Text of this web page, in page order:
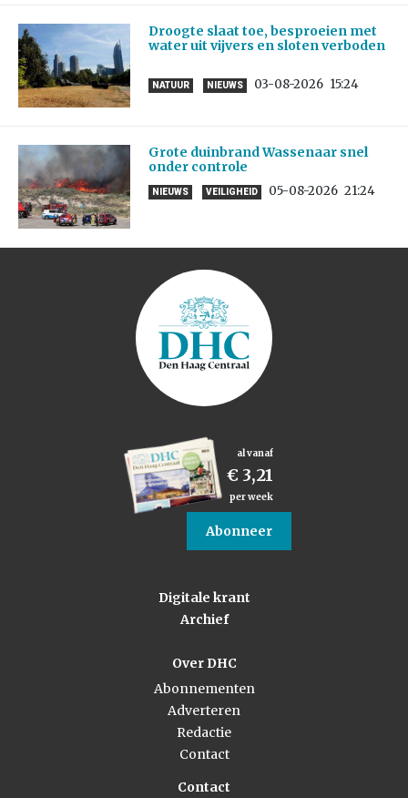
Droogte slaat toe, besproeien met
water uit vijvers en sloten verboden
NATUUR NIEUWS 03-08-2026 15:24
Grote duinbrand Wassenaar snel
onder controle
NIEUWS VEILIGHEID 05-08-2026 21:24
al vanaf
€ 3,21
per week
Abonneer
Digitale krant
Archief
Over DHC
Abonnementen
Adverteren
Redactie
Contact
Contact